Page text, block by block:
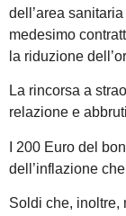
dell’area
medesimo
la riduzione
La rincorsa a
relazione e
I 200 Euro del
dell’inflazione
Soldi che, inoltre,